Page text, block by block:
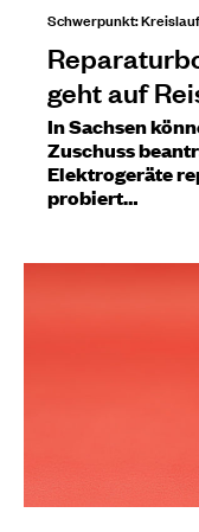
Schwerpunkt:
geht auf
In Sachsen
Zuschuss
Elektrogeräte
probiert…